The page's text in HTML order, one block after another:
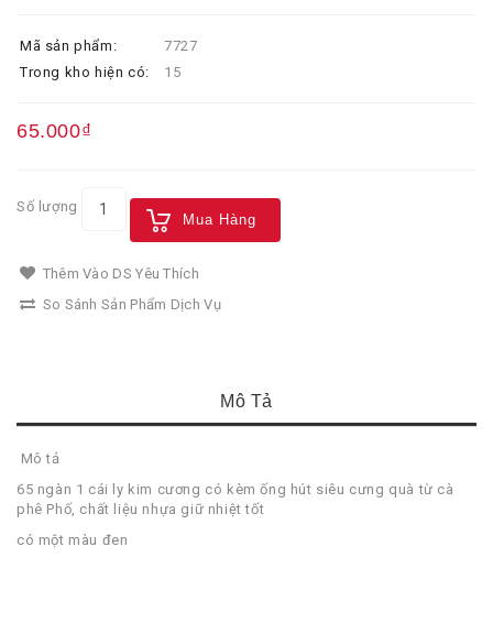
Mã sản phẩm:
7727
Trong kho hiện có:
15
65.000₫
Số lượng
Mua Hàng
Thêm Vào DS Yêu Thích
So Sánh Sản Phẩm Dịch Vụ
Mô Tả
Mô tả
65 ngàn 1 cái ly kim cương có kèm ống hút siêu cưng quà từ cà
phê Phố, chất liệu nhựa giữ nhiệt tốt
có một màu đen